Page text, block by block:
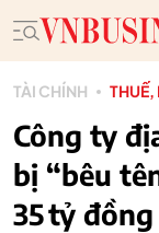
TÀI CHÍNH THUẾ,
Công ty
bị “bêu
35 tỷ đồng